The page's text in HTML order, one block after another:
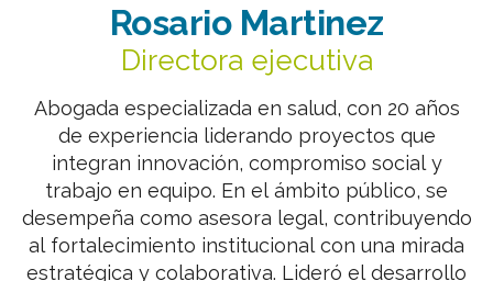
Rosario Martinez
Directora ejecutiva
Abogada especializada en salud, con 20 años
de experiencia liderando proyectos que
integran innovación, compromiso social y
trabajo en equipo. En el ámbito público, se
desempeña como asesora legal, contribuyendo
al fortalecimiento institucional con una mirada
estratégica y colaborativa. Lideró el desarrollo